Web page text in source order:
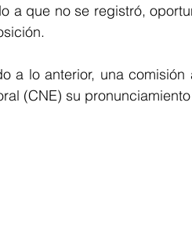
a que no se registró,
a lo anterior, una
(CNE) su